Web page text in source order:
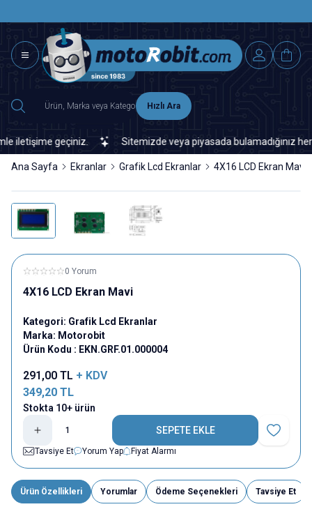
Hızlı Ara
geçiniz. Sitemizde veya piyasada bulamadığınız her
Ana Sayfa Ekranlar Grafik Lcd Ekranlar 4X16 LCD Ekran Mavi
0 Yorum
4X16 LCD Ekran Mavi
Kategori: Grafik Lcd Ekranlar
Marka: Motorobit
Ürün Kodu : EKN.GRF.01.000004
291,00 TL + KDV
349,20 TL
Stokta 10+ ürün
SEPETE EKLE
Favoriye
Tavsiye Et
Yorum Yap Fiyat Alarmı
Ürün Özellikleri Yorumlar Ödeme Seçenekleri Tavsiye Et